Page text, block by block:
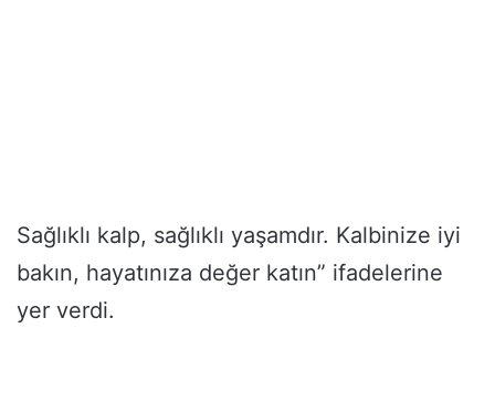
Sağlıklı kalp, sağlıklı yaşamdır. Kalbinize iyi
bakın, hayatınıza değer katın” ifadelerine
yer verdi.